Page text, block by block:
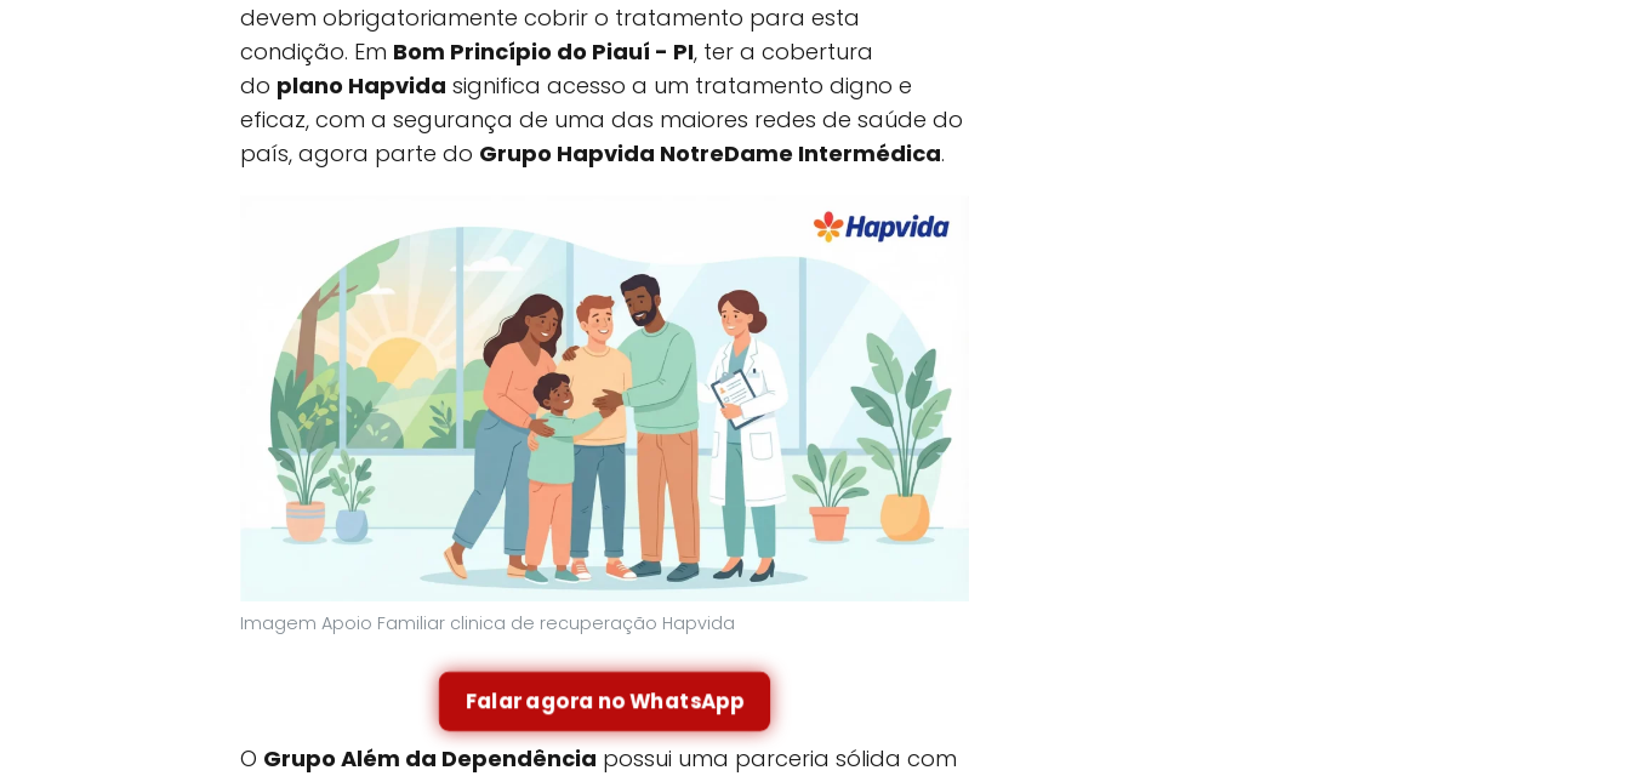
devem obrigatoriamente cobrir o tratamento para esta
condição. Em Bom Princípio do Piauí - PI, ter a cobertura
do plano Hapvida significa acesso a um tratamento digno e
eficaz, com a segurança de uma das maiores redes de saúde do
país, agora parte do Grupo Hapvida NotreDame Intermédica.
Imagem Apoio Familiar clinica de recuperação Hapvida
Falar agora no WhatsApp
O Grupo Além da Dependência possui uma parceria sólida com